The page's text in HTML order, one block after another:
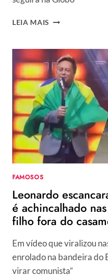
LEIA MAIS FIM
ERA:
WILLIAM
BONNER
DEIXA
JORNAL
NACIONAL
APÓS
29
ANOS
FAMOSOS
Leonardo
é achincalhado
filho fora do
Em vídeo que viralizou
enrolado na bandeira do
virar comunista”